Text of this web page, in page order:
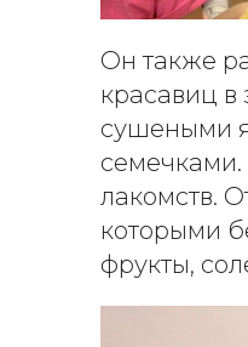
Он также
красавиц
сушеными
лакомств.
которыми
фрукты,